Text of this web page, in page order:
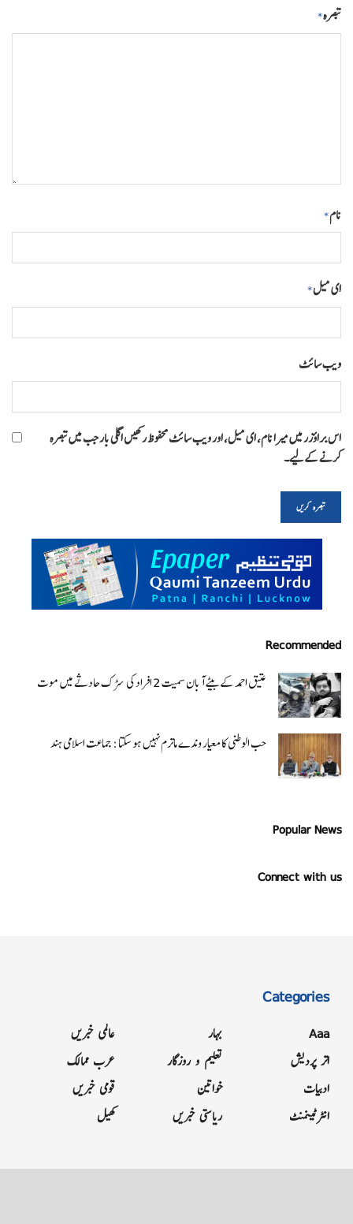
تبصرہ*
نام*
ای میل*
ویب‌ سائٹ
اس براؤزر میں میرا نام، ای میل، اور ویب سائٹ محفوظ رکھیں اگلی بار جب میں تبصرہ
کرنے کےلیے۔
Recommended
عتیق احمد کے بیٹے آبان سمیت 2 افراد کی سڑک حادثے میں موت
حب الوطنی کا معیار وندے ماترم نہیں ہو سکتا : جماعت اسلامی ہند
Popular News
Connect with us
Categories
Aaa
اتر پردیش
ادبیات
انٹرٹینمنٹ
بہار
تعلیم و روزگار
خواتین
ریاستی خبریں
عالمی خبریں
عرب ممالک
قومی خبریں
کھیل